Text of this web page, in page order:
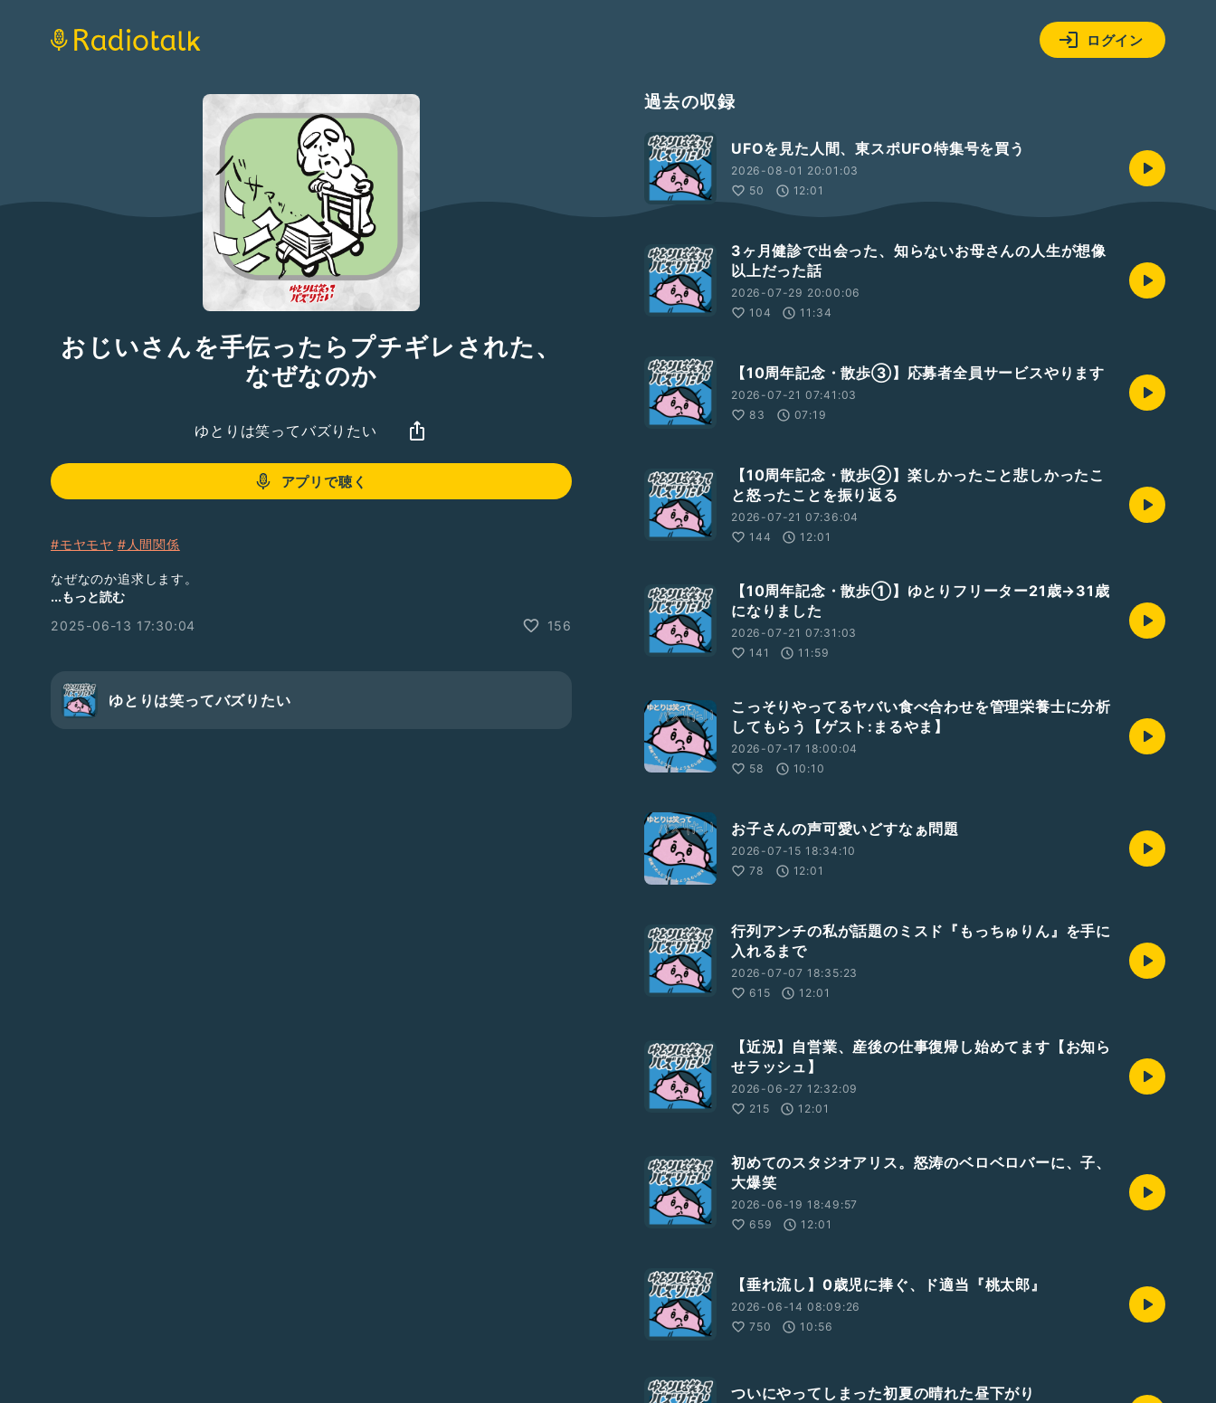
ログイン
おじいさんを手伝ったらプチギレされた、
なぜなのか
ゆとりは笑ってバズりたい
アプリで聴く
#モヤモヤ #人間関係
なぜなのか追求します。
7月テーマはこちら💁‍♀️
↓↓
https://form.run/@yutobuzz
...もっと読む
2025-06-13 17:30:04
156
ゆとりは笑ってバズりたい
過去の収録
UFOを見た人間、東スポUFO特集号を買う
2026-08-01 20:01:03
50
12:01
3ヶ月健診で出会った、知らないお母さんの人生が想像
以上だった話
2026-07-29 20:00:06
104
11:34
【10周年記念・散歩③】応募者全員サービスやります
2026-07-21 07:41:03
83
07:19
【10周年記念・散歩②】楽しかったこと悲しかったこ
と怒ったことを振り返る
2026-07-21 07:36:04
144
12:01
【10周年記念・散歩①】ゆとりフリーター21歳→31歳
になりました
2026-07-21 07:31:03
141
11:59
こっそりやってるヤバい食べ合わせを管理栄養士に分析
してもらう【ゲスト:まるやま】
2026-07-17 18:00:04
58
10:10
お子さんの声可愛いどすなぁ問題
2026-07-15 18:34:10
78
12:01
行列アンチの私が話題のミスド『もっちゅりん』を手に
入れるまで
2026-07-07 18:35:23
615
12:01
【近況】自営業、産後の仕事復帰し始めてます【お知ら
せラッシュ】
2026-06-27 12:32:09
215
12:01
初めてのスタジオアリス。怒涛のベロベロバーに、子、
大爆笑
2026-06-19 18:49:57
659
12:01
【垂れ流し】0歳児に捧ぐ、ド適当『桃太郎』
2026-06-14 08:09:26
750
10:56
ついにやってしまった初夏の晴れた昼下がり